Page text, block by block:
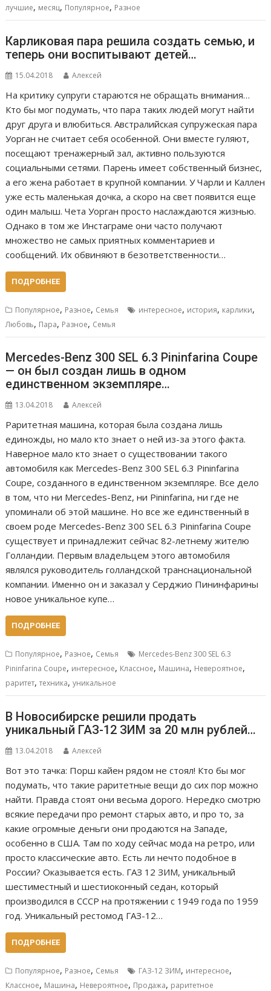
лучшие, месяц, Популярное, Разное
Карликовая пара решила создать семью, и
теперь они воспитывают детей…
15.04.2018 Алексей
На критику супруги стараются не обращать внимания…
Кто бы мог подумать, что пара таких людей могут найти
друг друга и влюбиться. Австралийская супружеская пара
Уорган не считает себя особенной. Они вместе гуляют,
посещают тренажерный зал, активно пользуются
социальными сетями. Парень имеет собственный бизнес,
а его жена работает в крупной компании. У Чарли и Каллен
уже есть маленькая дочка, а скоро на свет появится еще
один малыш. Чета Уорган просто наслаждаются жизнью.
Однако в том же Инстаграме они часто получают
множество не самых приятных комментариев и
сообщений. Их обвиняют в безответственности…
ПОДРОБНЕЕ
Популярное, Разное, Семья интересное, история, карлики,
Любовь, Пара, Разное, Семья
Mercedes-Benz 300 SEL 6.3 Pininfarina Coupe
— он был создан лишь в одном
единственном экземпляре…
13.04.2018 Алексей
Раритетная машина, которая была создана лишь
единожды, но мало кто знает о ней из-за этого факта.
Наверное мало кто знает о существовании такого
автомобиля как Mercedes-Benz 300 SEL 6.3 Pininfarina
Coupe, созданного в единственном экземпляре. Все дело
в том, что ни Mercedes-Benz, ни Pininfarina, ни где не
упоминали об этой машине. Но все же единственный в
своем роде Mercedes-Benz 300 SEL 6.3 Pininfarina Coupe
существует и принадлежит сейчас 82-летнему жителю
Голландии. Первым владельцем этого автомобиля
являлся руководитель голландской транснациональной
компании. Именно он и заказал у Серджио Пининфарины
новое уникальное купе…
ПОДРОБНЕЕ
Популярное, Разное, Семья
Mercedes-Benz 300 SEL 6.3
Pininfarina Coupe, интересное, Классное, Машина, Невероятное,
раритет,техника,уникальное
В Новосибирске решили продать
уникальный ГАЗ-12 ЗИМ за 20 млн рублей…
13.04.2018 Алексей
Вот это тачка: Порш кайен рядом не стоял! Кто бы мог
подумать, что такие раритетные вещи до сих пор можно
найти. Правда стоят они весьма дорого. Нередко смотрю
всякие передачи про ремонт старых авто, и про то, за
какие огромные деньги они продаются на Западе,
особенно в США. Там по ходу сейчас мода на ретро, или
просто классические авто. Есть ли нечто подобное в
России? Оказывается есть. ГАЗ 12 ЗИМ, уникальный
шестиместный и шестиоконный седан, который
производился в СССР на протяжении с 1949 года по 1959
год. Уникальный рестомод ГАЗ-12…
ПОДРОБНЕЕ
Популярное, Разное, Семья ГАЗ-12 ЗИМ, интересное,
Классное, Машина, Невероятное, Продажа, раритетное